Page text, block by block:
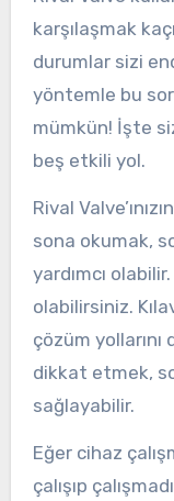
karşılaşmak
durumlar sizi
yöntemle bu
mümkün! İşte
beş etkili yol.
Rival
sona okumak,
yardımcı
olabilirsiniz.
çözüm
dikkat etmek,
sağlayabilir.
Eğer cihaz
çalışıp